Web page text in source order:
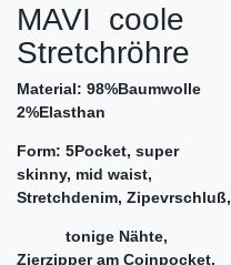
MAVI coole
Stretchröhre
Material: 98%Baumwolle
2%Elasthan
Form: 5Pocket, super
skinny, mid waist,
Stretchdenim, Zipevrschluß,
tonige Nähte,
Zierzipper am Coinpocket,